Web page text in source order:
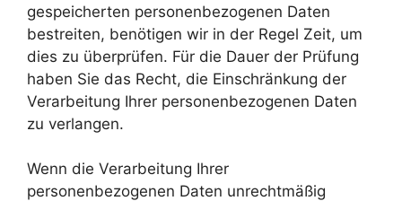
gespeicherten personenbezogenen Daten
bestreiten, benötigen wir in der Regel Zeit, um
dies zu überprüfen. Für die Dauer der Prüfung
haben Sie das Recht, die Einschränkung der
Verarbeitung Ihrer personenbezogenen Daten
zu verlangen.
Wenn die Verarbeitung Ihrer
personenbezogenen Daten unrechtmäßig